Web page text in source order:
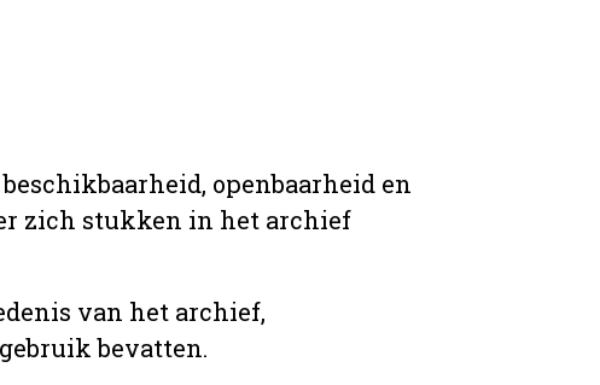
openbaarheid en
zich stukken in het archief
van het archief,
bevatten.